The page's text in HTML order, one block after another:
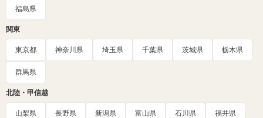
福島県
関東
東京都 神奈川県 埼玉県 千葉県 茨城県 栃木県
群馬県
北陸・甲信越
山梨県 長野県 新潟県 富山県 石川県 福井県